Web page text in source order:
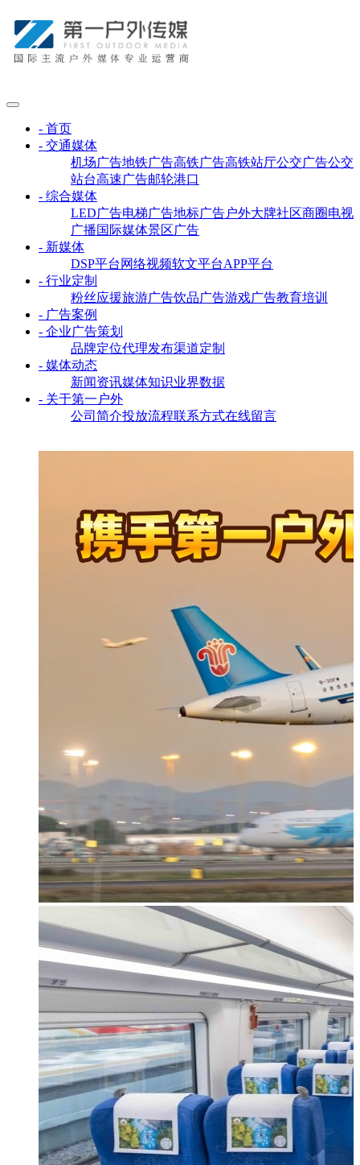
- 首页
- 交通媒体
机场广告地铁广告高铁广告高铁站厅公交广告公交
站台高速广告邮轮港口
- 综合媒体
LED广告电梯广告地标广告户外大牌社区商圈电视
广播国际媒体景区广告
- 新媒体
DSP平台 网络视频软文平台APP平台
- 行业定制
粉丝应援旅游广告饮品广告游戏广告教育培训
- 广告案例
- 企业广告策划
品牌定位代理发布渠道定制
- 媒体动态
新闻资讯媒体知识业界数据
- 关于第一户外
公司简介投放流程联系方式在线留言